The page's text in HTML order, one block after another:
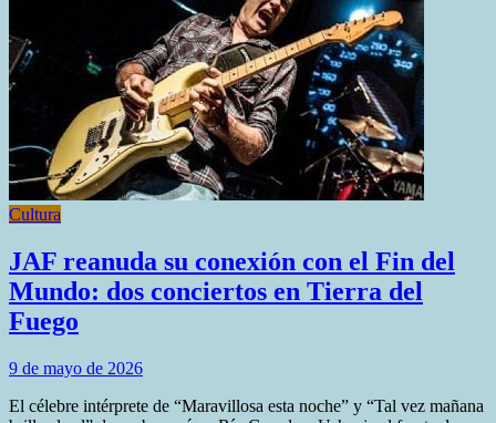
Cultura
JAF reanuda su conexión con el Fin del
Mundo: dos conciertos en Tierra del
Fuego
9 de mayo de 2026
El célebre intérprete de “Maravillosa esta noche” y “Tal vez mañana